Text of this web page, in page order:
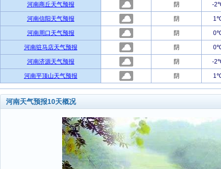
河南商丘天气预报 阴 -
河南信阳天气预报 阴
河南周口天气预报 阴
河南驻马店天气预报 阴
河南济源天气预报 阴 -
河南平顶山天气预报 阴
河南天气预报10天概况